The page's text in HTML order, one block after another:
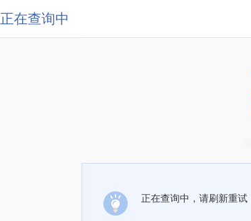
正在查询中
正在查询中，请刷新重试